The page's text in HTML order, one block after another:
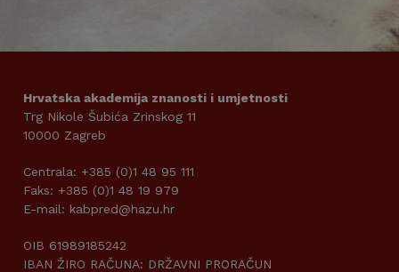
Hrvatska akademija znanosti i umjetnosti
Trg Nikole Šubića Zrinskog 11
10000 Zagreb
Centrala: +385 (0)1 48 95 111
Faks: +385 (0)1 48 19 979
E-mail: kabpred@hazu.hr
OIB 61989185242
IBAN ŽIRO RAČUNA: DRŽAVNI PRORAČUN